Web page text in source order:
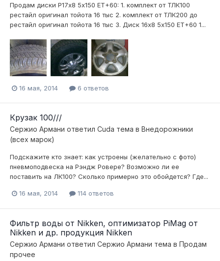
Продам диски Р17х8 5х150 ЕТ+60: 1. комплект от ТЛК100
рестайл оригинал тойота 16 тыс 2. комплект от ТЛК200 до
рестайл оригинал тойота 16 тыс 3. Диск 16х8 5х150 ЕТ+60 1...
16 мая, 2014 6 ответов
Крузак 100///
Сержио Армани ответил Cuda тема в Внедорожники
(всех марок)
Подскажите кто знает: как устроены (желательно с фото)
пневмоподвеска на Рэндж Ровере? Возможно ли ее
поставить на ЛК100? Сколько примерно это обойдется? Где...
16 мая, 2014 114 ответов
Фильтр воды от Nikken, оптимизатор PiMag от
Nikken и др. продукция Nikken
Сержио Армани ответил Сержио Армани тема в Продам
прочее